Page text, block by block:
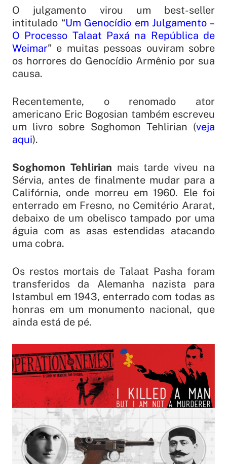
O julgamento virou um best-seller
intitulado “Um Genocídio em Julgamento –
O Processo Talaat Paxá na República de
Weimar” e muitas pessoas ouviram sobre
os horrores do Genocídio Armênio por sua
causa.
Recentemente, o renomado ator
americano Eric Bogosian também escreveu
um livro sobre Soghomon Tehlirian (veja
aqui).
Soghomon Tehlirian mais tarde viveu na
Sérvia, antes de finalmente mudar para a
Califórnia, onde morreu em 1960. Ele foi
enterrado em Fresno, no Cemitério Ararat,
debaixo de um obelisco tampado por uma
águia com as asas estendidas atacando
uma cobra.
Os restos mortais de Talaat Pasha foram
transferidos da Alemanha nazista para
Istambul em 1943, enterrado com todas as
honras em um monumento nacional, que
ainda está de pé.